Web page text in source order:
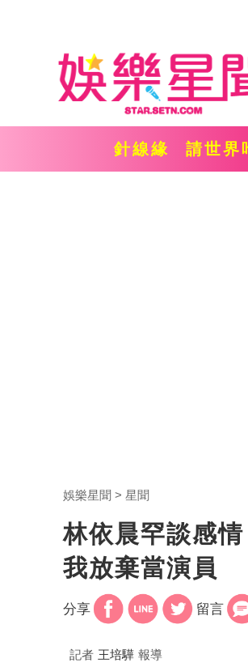
針線緣 請世界
娛樂星聞 星聞
林依晨罕談感
我放棄當演員
分享 留言
記者 王培驊 報導